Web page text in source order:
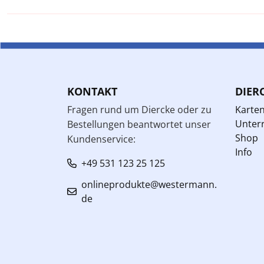
KONTAKT
Fragen rund um Diercke oder zu
Bestellungen beantwortet unser
Kundenservice:
+49 531 123 25 125
onlineprodukte@westermann.
de
Shop
Info